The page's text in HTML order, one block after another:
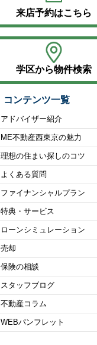
来店予約はこちら
学区から物件検索
コンテンツ一覧
アドバイザー紹介
ME不動産西東京の魅力
理想の住まい探しのコツ
よくある質問
ファイナンシャルプラン
特典・サービス
ローンシミュレーション
売却
保険の相談
スタッフブログ
不動産コラム
WEBパンフレット